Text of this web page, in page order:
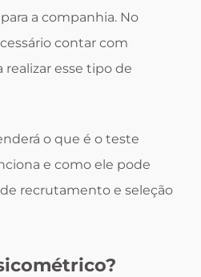
a companhia. No
contar com
realizar esse tipo de
o que é o teste
e como ele pode
recrutamento e seleção